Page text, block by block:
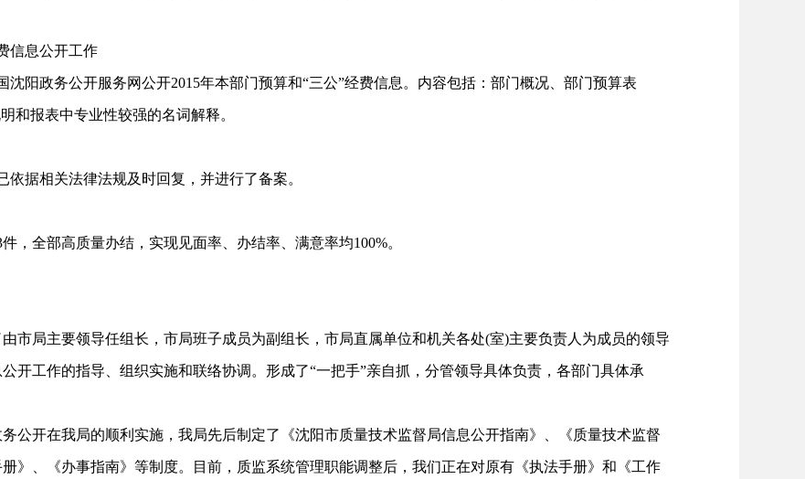
信息公开工作
政务公开服务网公开2015年本部门预算和“三公”经费信息。内容包括：部门概况、部门预算表
和报表中专业性较强的名词解释。
据相关法律法规及时回复，并进行了备案。
全部高质量办结，实现见面率、办结率、满意率均100%。
局主要领导任组长，市局班子成员为副组长，市局直属单位和机关各处(室)主要负责人为成员的领导
开工作的指导、组织实施和联络协调。形成了“一把手”亲自抓，分管领导具体负责，各部门具体承
开在我局的顺利实施，我局先后制定了《沈阳市质量技术监督局信息公开指南》、《质量技术监督
》、《办事指南》等制度。目前，质监系统管理职能调整后，我们正在对原有《执法手册》和《工作